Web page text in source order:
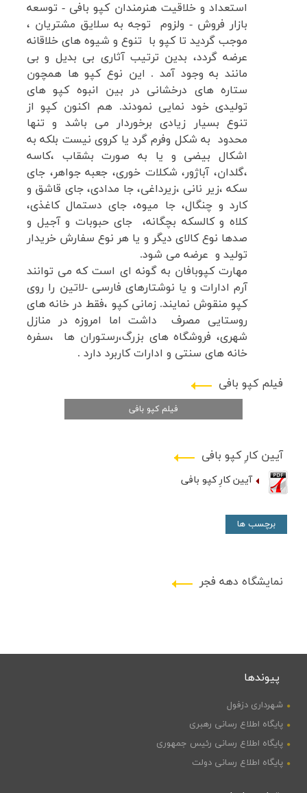
استعداد و خلاقیت هنرمندان کپو بافی - توسعه
بازار فروش - ولزوم توجه به سلایق مشتریان ،
موجب گردید تا کپو با تنوع و شیوه های خلاقانه
عرضه گردد، بدین ترتیب آثاری بی بدیل و بی
مانند به وجود آمد . این نوع کپو ها همچون
ستاره های درخشانی در بین انبوه کپو های
تولیدی خود نمایی نمودند. هم اکنون کپو از
تنوع بسیار زیادی برخوردار می باشد و تنها
محدود به شکل وفرم گرد یا کروی نیست بلکه به
اشکال بیضی و یا به صورت بشقاب ،کاسه
،گلدان، آباژور، شکلات خوری، جعبه جواهر، جای
سکه ،زیر نانی ،زیرداغی، جا مدادی، جای قاشق و
کارد و چنگال، جا میوه، جای دستمال کاغذی،
کلاه و کالسکه بچگانه، جای حبوبات و آجیل و
صدها نوع کالای دیگر و یا هر نوع سفارش خریدار
تولید و عرضه می شود.
مهارت کپوبافان به گونه ای است که می توانند
آرم ادارات و یا نوشتارهای فارسی -لاتین را روی
کپو منقوش نمایند.زمانی کپو ،فقط در خانه های
روستایی مصرف داشت اما امروزه در منازل
شهری، فروشگاه های بزرگ،رستوران ها ،سفره
خانه های سنتی و ادارات کاربرد دارد .
فیلم کپو بافی
فیلم کپو بافی
آیین کارِ کپو بافی
آیین کارِ کپو بافی
برچسب ها
نمایشگاه دهه فجر
پیوندها
شهرداری دزفول
پایگاه اطلاع رسانی رهبری
پایگاه اطلاع رسانی رئیس جمهوری
پایگاه اطلاع رسانی دولت